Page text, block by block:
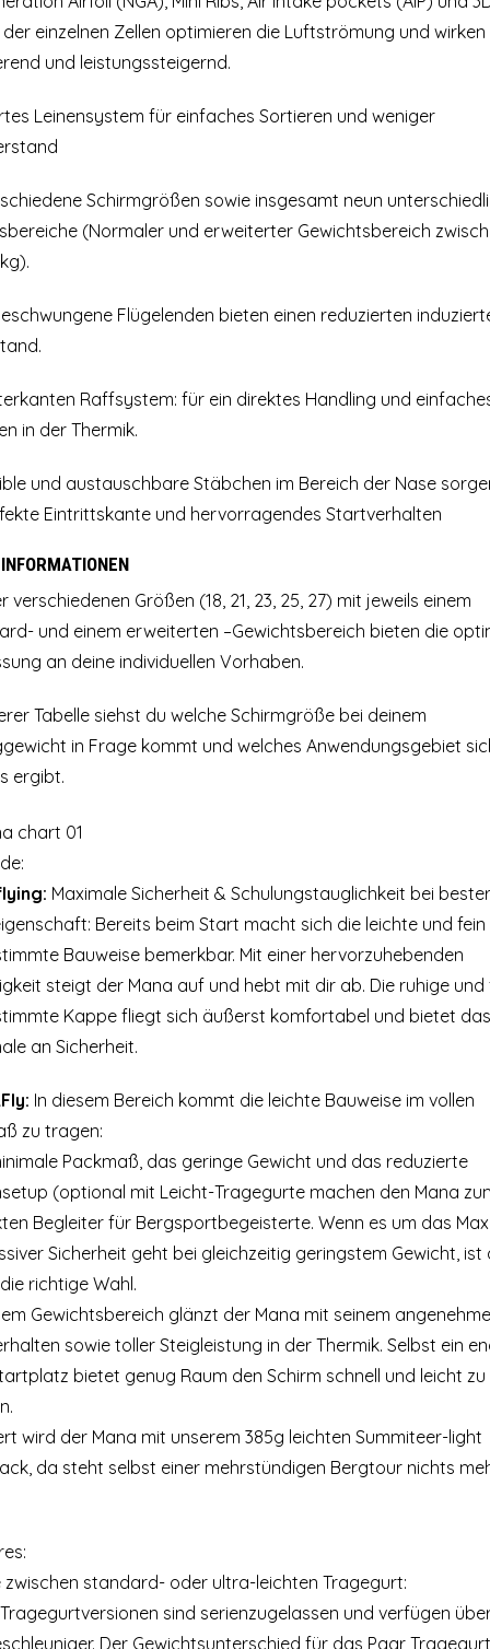
einzelnen Zellen optimieren die Luftströmung und
und leistungssteigernd.
Leinensystem für einfaches Sortieren und weniger
Schirmgrößen sowie insgesamt neun
(Normaler und erweiterter Gewichtsbereich
Flügelenden bieten einen reduzierten
Raffsystem: für ein direktes Handling und
in der Thermik.
und austauschbare Stäbchen im Bereich der Nase
Eintrittskante und hervorragendes Startverhalten
verschiedenen Größen (18, 21, 23, 25, 27) mit jeweils einem
und einem erweiterten –Gewichtsbereich bieten die
an deine individuellen Vorhaben.
Tabelle siehst du welche Schirmgröße bei deinem
in Frage kommt und welches Anwendungsgebiet
ergibt.
Maximale Sicherheit & Schulungstauglichkeit bei bester
Bereits beim Start macht sich die leichte und fein
Bauweise bemerkbar. Mit einer hervorzuhebenden
steigt der Mana auf und hebt mit dir ab. Die ruhige und
Kappe fliegt sich äußerst komfortabel und bietet das
an Sicherheit.
In diesem Bereich kommt die leichte Bauweise im vollen
zu tragen:
Packmaß, das geringe Gewicht und das reduzierte
(optional mit Leicht-Tragegurte machen den Mana
Begleiter für Bergsportbegeisterte. Wenn es um das
Sicherheit geht bei gleichzeitig geringstem Gewicht, ist
richtige Wahl.
Gewichtsbereich glänzt der Mana mit seinem
sowie toller Steigleistung in der Thermik. Selbst ein
bietet genug Raum den Schirm schnell und leicht zu
wird der Mana mit unserem 385g leichten Summiteer-light
da steht selbst einer mehrstündigen Bergtour nichts
zwischen standard- oder ultra-leichten Tragegurt:
sind serienzugelassen und verfügen
Der Gewichtsunterschied für das Paar